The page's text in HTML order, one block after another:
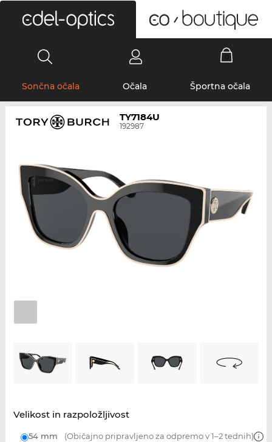
Sončna očala Očala Športna očala
TY7184U
192987
Velikost in razpoložljivost
54 mm (Običajno pripravljeno za odpremo v 1–2 tednih)